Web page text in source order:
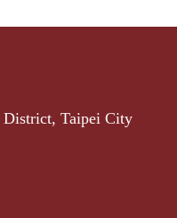
District, Taipei City